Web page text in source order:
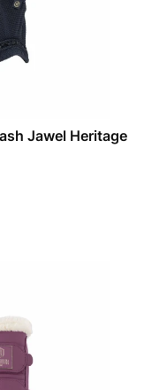
Jawel Heritage